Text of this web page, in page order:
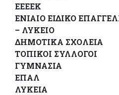
ΕΕΕΕΚ
ΕΝΙΑΙΟ ΕΙΔΙΚΟ
– ΛΥΚΕΙΟ
ΔΗΜΟΤΙΚΑ ΣΧΟΛΕΙΑ
ΤΟΠΙΚΟΙ ΣΥΛΛΟΓΟΙ
ΓΥΜΝΑΣΙΑ
ΕΠΑΛ
ΛΥΚΕΙΑ